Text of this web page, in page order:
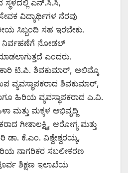
ಸ್ಥಳದಲ್ಲಿ ಎನ್.ಸಿ.ಸಿ,
ವಿದ್ಯಾರ್ಥಿಗಳ ನೆರವು
ಸಿಬ್ಬಂದಿ ಸಹ ಇರಬೇಕು.
ನಿರ್ವಹಣೆಗೆ ನೋಡಲ್
ಎಂದರು.
ಟಿ.ಪಿ. ಶಿವಕುಮಾರ್, ಅಲಿಮ್ಕೊ
ವ್ಯವಸ್ಥಾಪಕರಾದ ಶಿವಕುಮಾರ್,
ಹಿರಿಯ ವ್ಯವಸ್ಥಾಪಕರಾದ ಎ.ವಿ.
ಮಕ್ಕಳ ಅಭಿವೃದ್ದಿ
ಗೀತಾಲಕ್ಷ್ಮಿ, ಆರೋಗ್ಯ ಮತ್ತು
ಡಾ. ಕೆ.ಎಂ. ವಿಶ್ವೇಶ್ವರಯ್ಯ,
ನಾಗರಿಕರ ಸಬಲೀಕರಣ
ಶಿಕ್ಷಣ ಇಲಾಖೆಯ